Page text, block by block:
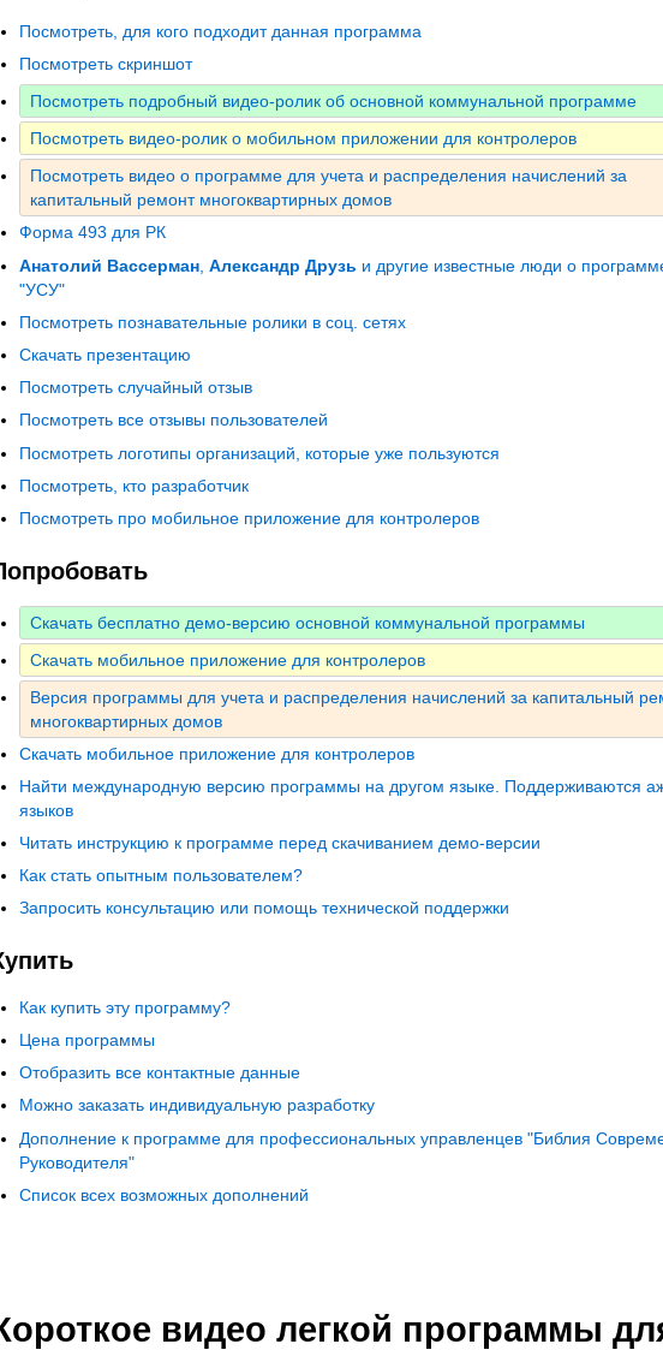
Посмотреть, для кого подходит данная программа
Посмотреть скриншот
Посмотреть подробный видео-ролик об основной коммунальной программе
Посмотреть видео-ролик о мобильном приложении для контролеров
Посмотреть видео о программе для учета и распределения начислений за
капитальный ремонт многоквартирных домов
Форма 493 для РК
Анатолий Вассерман Александр Друзь и другие известные люди о
"УСУ"
Посмотреть познавательные ролики в соц. сетях
Скачать презентацию
Посмотреть случайный отзыв
Посмотреть все отзывы пользователей
Посмотреть логотипы организаций, которые уже пользуются
Посмотреть, кто разработчик
Посмотреть про мобильное приложение для контролеров
Скачать бесплатно демо-версию основной коммунальной программы
Скачать мобильное приложение для контролеров
Версия программы для учета и распределения начислений за капитальный
многоквартирных домов
Скачать мобильное приложение для контролеров
Найти международную версию программы на другом языке. Поддерживаются
языков
Читать инструкцию к программе перед скачиванием демо-версии
Как стать опытным пользователем?
Запросить консультацию или помощь технической поддержки
Как купить эту программу?
Цена программы
Отобразить все контактные данные
Можно заказать индивидуальную разработку
Дополнение к программе для профессиональных управленцев "Библия
Руководителя"
Список всех возможных дополнений
видео легкой программы